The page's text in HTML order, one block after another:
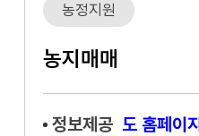
농정지원
농지매매
정보제공 도 홈페이지